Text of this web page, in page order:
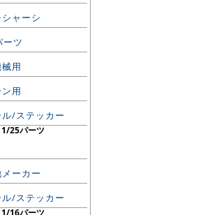
ャーシ
ーツ
用
用
/ステッカー
25パーツ
ーカー
/ステッカー
16パーツ